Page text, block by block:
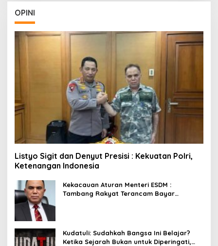
OPINI
Listyo Sigit dan Denyut Presisi : Kekuatan Polri,
Ketenangan Indonesia
Kekacauan Aturan Menteri ESDM :
Tambang Rakyat Terancam Bayar
Kudatuli: Sudahkah Bangsa Ini Belajar?
Ketika Sejarah Bukan untuk Diperingati,